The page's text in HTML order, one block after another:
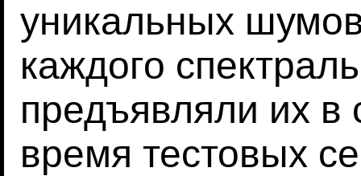
уникальных
каждого
предъявляли их в
время тестовых